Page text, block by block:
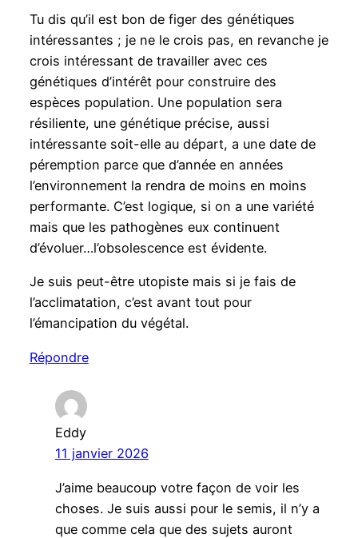
Tu dis qu’il est bon de figer des génétiques
intéressantes ; je ne le crois pas, en revanche je
crois intéressant de travailler avec ces
génétiques d’intérêt pour construire des
espèces population. Une population sera
résiliente, une génétique précise, aussi
intéressante soit-elle au départ, a une date de
péremption parce que d’année en années
l’environnement la rendra de moins en moins
performante. C’est logique, si on a une variété
mais que les pathogènes eux continuent
d’évoluer…l’obsolescence est évidente.
Je suis peut-être utopiste mais si je fais de
l’acclimatation, c’est avant tout pour
l’émancipation du végétal.
Répondre
Eddy
11 janvier 2026
J’aime beaucoup votre façon de voir les
choses. Je suis aussi pour le semis, il n’y a
que comme cela que des sujets auront